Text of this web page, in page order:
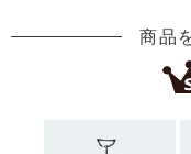
商品